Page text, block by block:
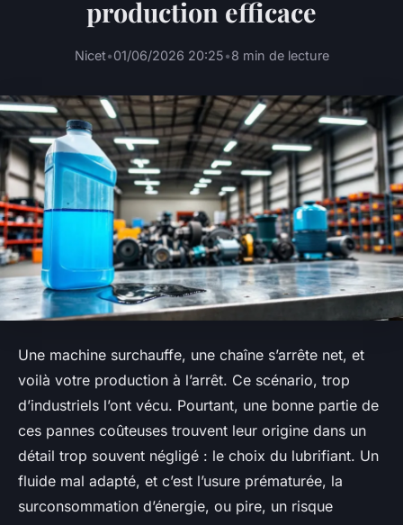
production efficace
Nicet•01/06/2026 20:25•8 min de lecture
Une machine surchauffe, une chaîne s’arrête net, et
voilà votre production à l’arrêt. Ce scénario, trop
d’industriels l’ont vécu. Pourtant, une bonne partie de
ces pannes coûteuses trouvent leur origine dans un
détail trop souvent négligé : le choix du lubrifiant. Un
fluide mal adapté, et c’est l’usure prématurée, la
surconsommation d’énergie, ou pire, un risque